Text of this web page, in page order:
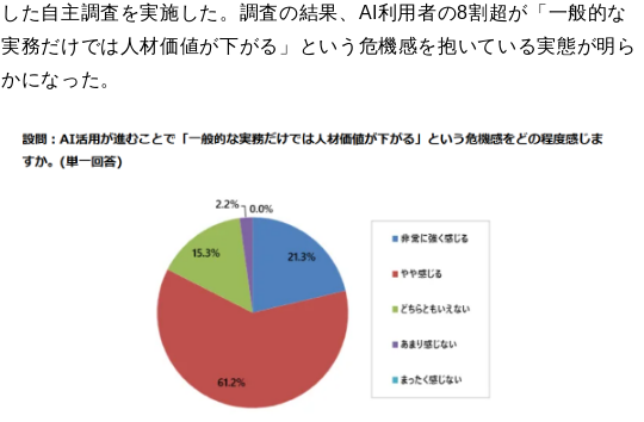
した自主調査を実施した。調査の結果、AI利用者の8割超が「一般的な
実務だけでは人材価値が下がる」という危機感を抱いている実態が明ら
かになった。